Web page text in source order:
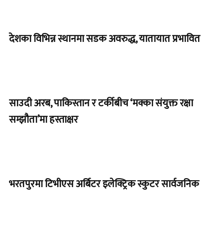
देशका विभिन्न स्थानमा सडक अवरुद्ध, यातायात प्रभावित
साउदी अरब, पाकिस्तान र टर्कीबीच ‘मक्का संयुक्त रक्षा
सम्झौता’मा हस्ताक्षर
भरतपुरमा टिभीएस अर्बिटर इलेक्ट्रिक स्कुटर सार्वजनिक